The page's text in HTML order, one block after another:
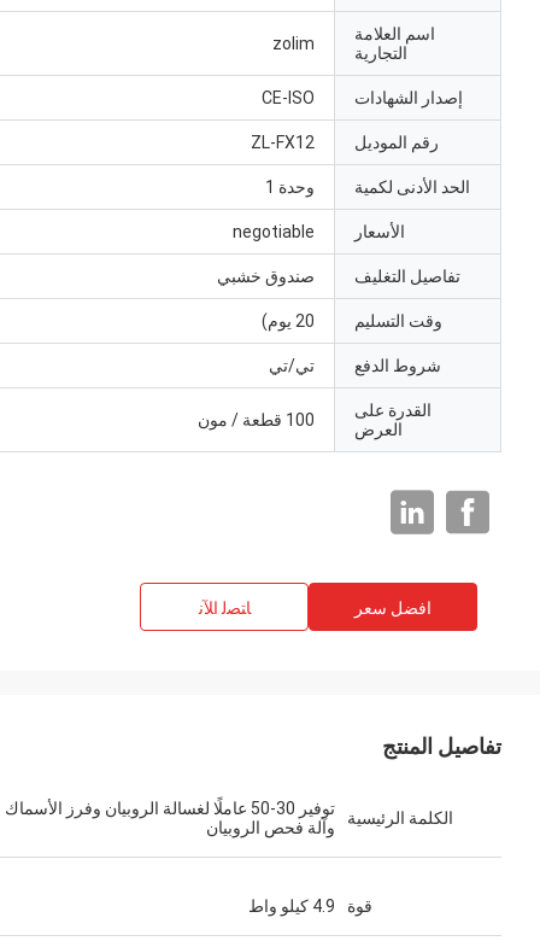
اسم العلامة
التجارية
zolim
إصدار الشهادات CE-ISO
رقم الموديل ZL-FX12
الحد الأدنى لكمية وحدة 1
الأسعار negotiable
تفاصيل التغليف صندوق خشبي
وقت التسليم 20 يوم)
شروط الدفع تي/تي
القدرة على
العرض
100 قطعة / مون
افضل سعر ﺎﺘﺼﻟ ﺍﻶﻧ
تفاصيل المنتج
الكلمة الرئيسية
توفير 30-50 عاملًا لغسالة الروبيان وفرز الأسماك
وآلة فحص الروبيان
قوة 4.9 كيلو واط